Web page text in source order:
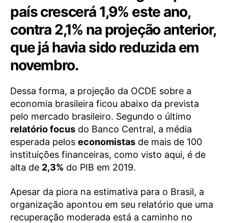
país crescerá 1,9% este ano,
contra 2,1% na projeção anterior,
que já havia sido reduzida em
novembro.
Dessa forma, a projeção da OCDE sobre a
economia brasileira ficou abaixo da prevista
pelo mercado brasileiro. Segundo o último
relatório focus do Banco Central, a média
esperada pelos economistas de mais de 100
instituições financeiras, como visto aqui, é de
alta de 2,3% do PIB em 2019.
Apesar da piora na estimativa para o Brasil, a
organização apontou em seu relatório que uma
recuperação moderada está a caminho no